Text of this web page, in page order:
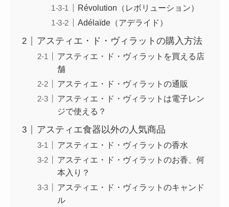
Révolution（レボリューション）
Adélaïde（アデライド）
アスティエ・ド・ヴィラットの購入方法
アスティエ・ド・ヴィラットを買える店
舗
アスティエ・ド・ヴィラットの通販
アスティエ・ド・ヴィラットは電子レン
ジで使える？
アスティエ食器以外の人気商品
アスティエ・ド・ヴィラットの香水
アスティエ・ド・ヴィラットのお香、何
本入り？
アスティエ・ド・ヴィラットのキャンド
ル